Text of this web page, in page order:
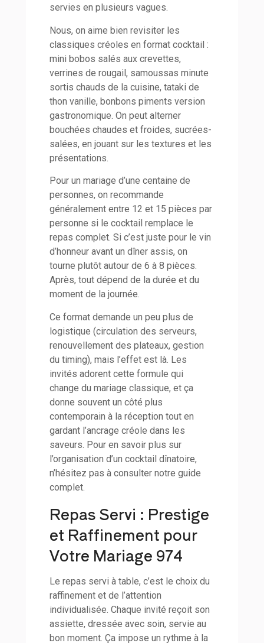
servies en plusieurs vagues.
Nous, on aime bien revisiter les
classiques créoles en format cocktail :
mini bobos salés aux crevettes,
verrines de rougail, samoussas minute
sortis chauds de la cuisine, tataki de
thon vanille, bonbons piments version
gastronomique. On peut alterner
bouchées chaudes et froides, sucrées-
salées, en jouant sur les textures et les
présentations.
Pour un mariage d’une centaine de
personnes, on recommande
généralement entre 12 et 15 pièces par
personne si le cocktail remplace le
repas complet. Si c’est juste pour le vin
d’honneur avant un dîner assis, on
tourne plutôt autour de 6 à 8 pièces.
Après, tout dépend de la durée et du
moment de la journée.
Ce format demande un peu plus de
logistique (circulation des serveurs,
renouvellement des plateaux, gestion
du timing), mais l’effet est là. Les
invités adorent cette formule qui
change du mariage classique, et ça
donne souvent un côté plus
contemporain à la réception tout en
gardant l’ancrage créole dans les
saveurs. Pour en savoir plus sur
l’organisation d’un cocktail dînatoire,
n’hésitez pas à consulter notre guide
complet.
Repas Servi : Prestige
et Raffinement pour
Votre Mariage 974
Le repas servi à table, c’est le choix du
raffinement et de l’attention
individualisée. Chaque invité reçoit son
assiette, dressée avec soin, servie au
bon moment. Ça impose un rythme à la